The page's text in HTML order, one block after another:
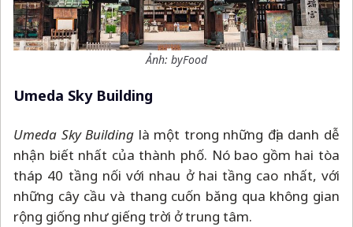
Ảnh: byFood
Umeda Sky Building
Umeda Sky Building là một trong những địa danh dễ
nhận biết nhất của thành phố. Nó bao gồm hai tòa
tháp 40 tầng nối với nhau ở hai tầng cao nhất, với
những cây cầu và thang cuốn băng qua không gian
rộng giống như giếng trời ở trung tâm.